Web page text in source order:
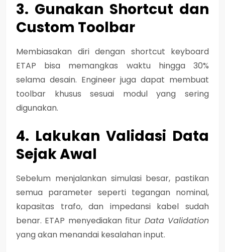
3. Gunakan Shortcut dan
Custom Toolbar
Membiasakan diri dengan shortcut keyboard
ETAP bisa memangkas waktu hingga 30%
selama desain. Engineer juga dapat membuat
toolbar khusus sesuai modul yang sering
digunakan.
4. Lakukan Validasi Data
Sejak Awal
Sebelum menjalankan simulasi besar, pastikan
semua parameter seperti tegangan nominal,
kapasitas trafo, dan impedansi kabel sudah
benar. ETAP menyediakan fitur Data Validation
yang akan menandai kesalahan input.